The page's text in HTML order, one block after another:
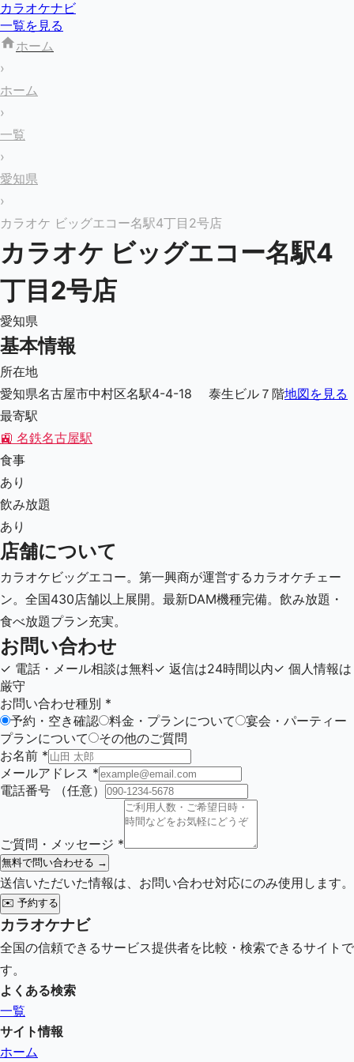
カラオケナビ
一覧を見る
ホーム
›
ホーム
›
一覧
›
愛知県
›
カラオケ ビッグエコー名駅4丁目2号店
カラオケ ビッグエコー名駅4
丁目2号店
愛知県
基本情報
所在地
愛知県名古屋市中村区名駅4-4-18 泰生ビル７階地図を見る
最寄駅
🚉 名鉄名古屋駅
食事
あり
飲み放題
あり
店舗について
カラオケビッグエコー。第一興商が運営するカラオケチェー
ン。全国430店舗以上展開。最新DAM機種完備。飲み放題・
食べ放題プラン充実。
お問い合わせ
✓ 電話・メール相談は無料✓ 返信は24時間以内✓ 個人情報は
厳守
お問い合わせ種別 *
予約・空き確認
料金・プランについて
宴会・パーティー
プランについて
その他のご質問
お名前 *
メールアドレス *
電話番号
（任意）
ご質問・メッセージ *
無料で問い合わせる →
送信いただいた情報は、お問い合わせ対応にのみ使用します。
✉️ 予約する
カラオケナビ
全国の信頼できるサービス提供者を比較・検索できるサイトで
す。
よくある検索
一覧
サイト情報
ホーム